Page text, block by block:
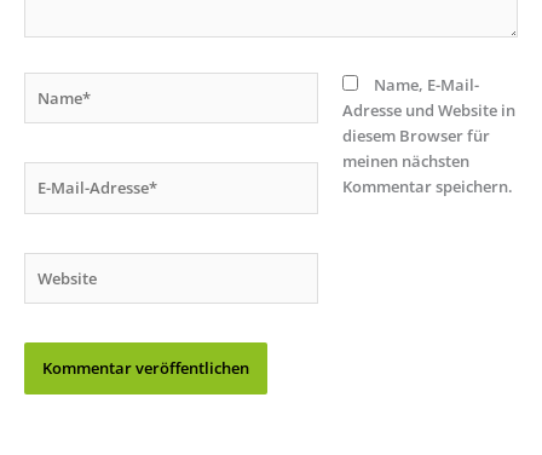
Mail-
Name, E-Mail-
Adresse und Website in
diesem Browser für
meinen nächsten
Kommentar speichern.